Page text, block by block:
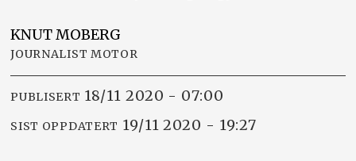
KNUTMOBERG
JOURNALIST MOTOR
PUBLISERT 18/11 2020 - 07:00
SIST OPPDATERT 19/11 2020 - 19:27